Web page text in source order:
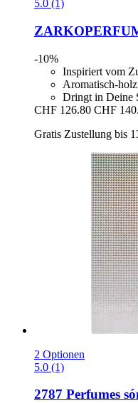
5.0 (1)
-10%
Inspiriert vom
Aromatisch-
Dringt in Deine
CHF 126.80 CHF
Gratis Zustellung bis
2 Optionen
5.0 (1)
2787 Perfumes